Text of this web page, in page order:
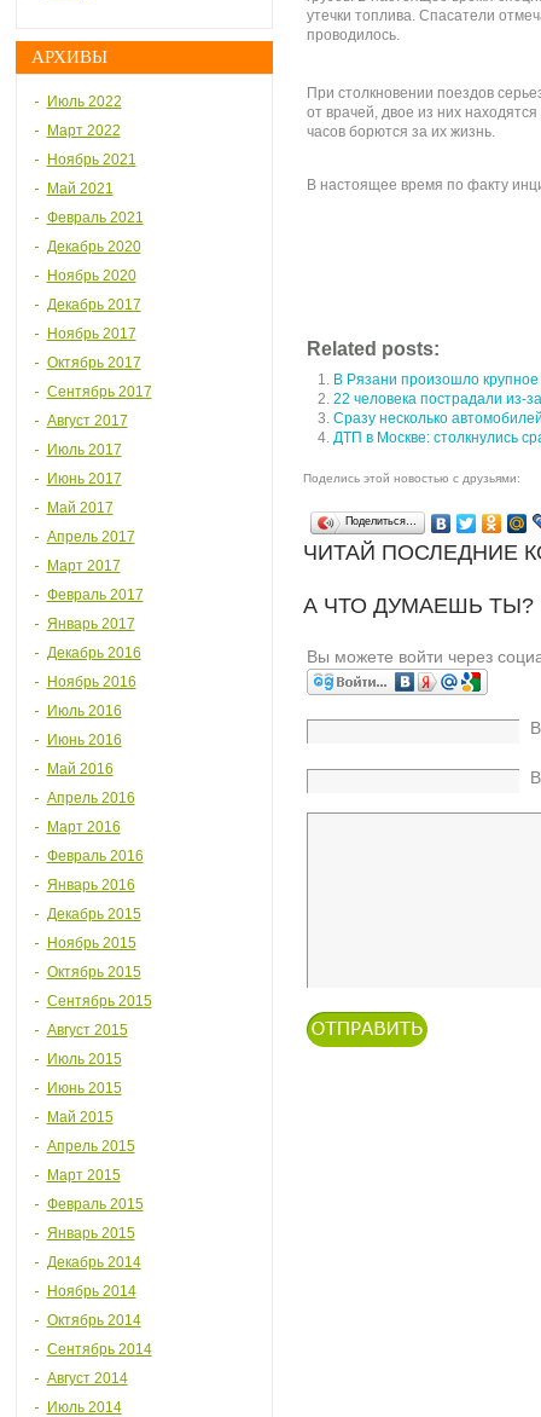
АРХИВЫ
Июль 2022
Март 2022
Ноябрь 2021
Май 2021
Февраль 2021
Декабрь 2020
Ноябрь 2020
Декабрь 2017
Ноябрь 2017
Октябрь 2017
Сентябрь 2017
Август 2017
Июль 2017
Июнь 2017
Май 2017
Апрель 2017
Март 2017
Февраль 2017
Январь 2017
Декабрь 2016
Ноябрь 2016
Июль 2016
Июнь 2016
Май 2016
Апрель 2016
Март 2016
Февраль 2016
Январь 2016
Декабрь 2015
Ноябрь 2015
Октябрь 2015
Сентябрь 2015
Август 2015
Июль 2015
Июнь 2015
Май 2015
Апрель 2015
Март 2015
Февраль 2015
Январь 2015
Декабрь 2014
Ноябрь 2014
Октябрь 2014
Сентябрь 2014
Август 2014
Июль 2014
утечки топлива. Спасатели
проводилось.
При столкновении поездов
от врачей, двое из них
часов борются за их жизнь.
В настоящее время по факту
Related posts:
В Рязани произошло
22 человека пострадали из-
Сразу несколько
ДТП в Москве: столкнулись
Поделись этой новостью с друзьями:
Поделиться…
ЧИТАЙ ПОСЛЕДНИЕ
А ЧТО ДУМАЕШЬ
Вы можете войти через